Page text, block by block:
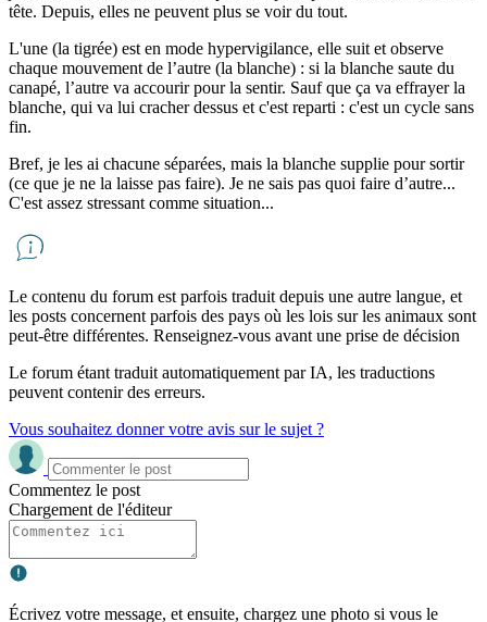
tête. Depuis, elles ne peuvent plus se voir du tout.
L'une (la tigrée) est en mode hypervigilance, elle suit et observe
chaque mouvement de l’autre (la blanche) : si la blanche saute du
canapé, l’autre va accourir pour la sentir. Sauf que ça va effrayer la
blanche, qui va lui cracher dessus et c'est reparti : c'est un cycle sans
fin.
Bref, je les ai chacune séparées, mais la blanche supplie pour sortir
(ce que je ne la laisse pas faire). Je ne sais pas quoi faire d’autre...
C'est assez stressant comme situation...
Le contenu du forum est parfois traduit depuis une autre langue, et
les posts concernent parfois des pays où les lois sur les animaux sont
peut-être différentes. Renseignez-vous avant une prise de décision
Le forum étant traduit automatiquement par IA, les traductions
peuvent contenir des erreurs.
Vous souhaitez donner votre avis sur le sujet ?
Commentez le post
Chargement de l'éditeur
Écrivez votre message, et ensuite, chargez une photo si vous le